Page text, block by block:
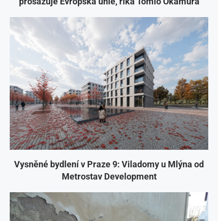
Vysněné bydlení v Praze 9: Viladomy u Mlýna od
Metrostav Development